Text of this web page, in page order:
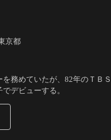
京都
務めていたが、82年のＴＢ
デビューする。